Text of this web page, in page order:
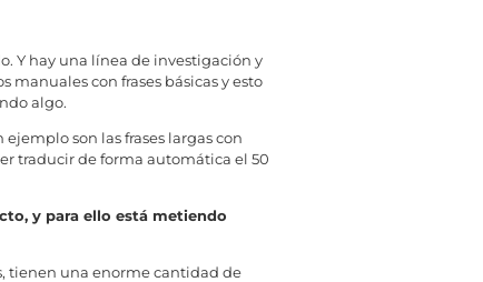
Y hay una línea de investigación y
manuales con frases básicas y esto
algo.
son las frases largas con
traducir de forma automática el 50
y para ello está metiendo
tienen una enorme cantidad de